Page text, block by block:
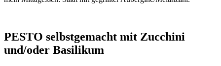
PESTO selbstgemacht mit Zucchini
und/oder Basilikum